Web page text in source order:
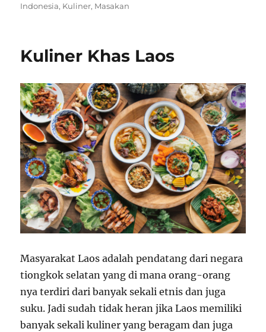
o
d
a
o
e
s
Indonesia, Kuliner, Masakan
Kuliner Khas Laos
Masyarakat Laos adalah pendatang dari negara
tiongkok selatan yang di mana orang-orang
nya terdiri dari banyak sekali etnis dan juga
suku. Jadi sudah tidak heran jika Laos memiliki
banyak sekali kuliner yang beragam dan juga